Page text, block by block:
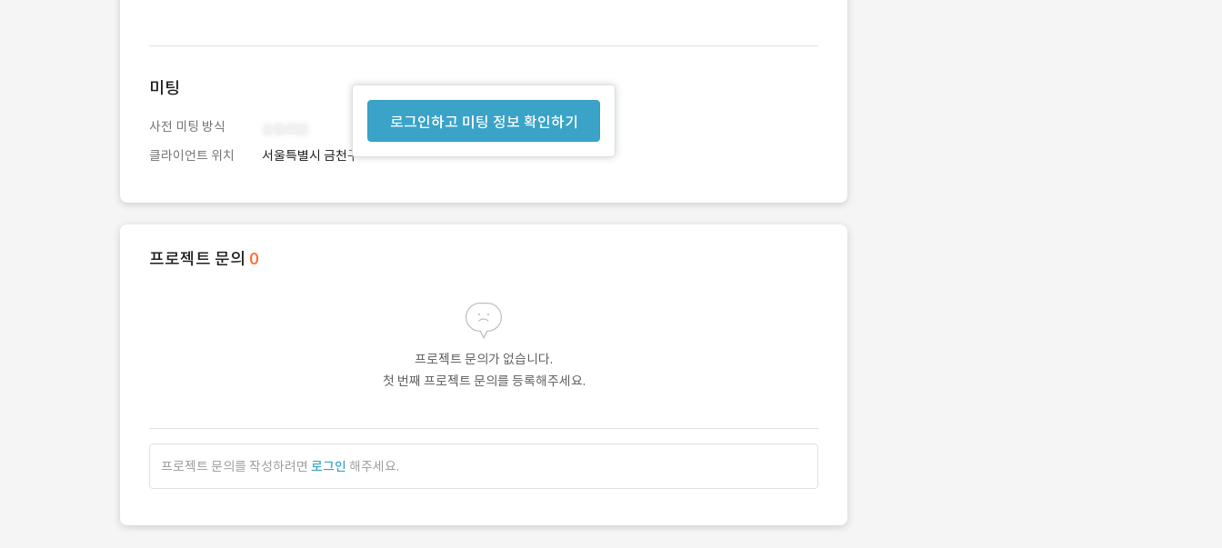
로그인하고 미팅 정보 확인하기
미팅
사전 미팅 방식
클라이언트 위치
서울특별시 금천구
프로젝트 문의 0
프로젝트 문의가 없습니다.
첫 번째 프로젝트 문의를 등록해주세요.
프로젝트 문의를 작성하려면 로그인 해주세요.